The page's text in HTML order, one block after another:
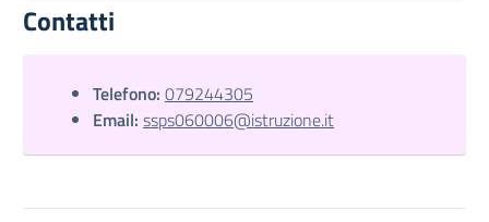
Contatti
Telefono: 079244305
Email: ssps060006@istruzione.it